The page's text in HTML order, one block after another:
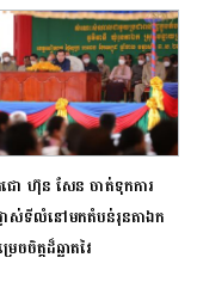
ជោ ហ៊ុន សែន ចាត់ទុកការ
ផ្លាស់ទីលំនៅមកតំបន់រុនតាឯក
ចចិត្តដ៏ឆ្លាតវៃ